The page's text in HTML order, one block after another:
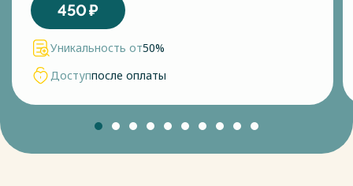
450₽
Уникальность от50%
Доступпосле оплаты